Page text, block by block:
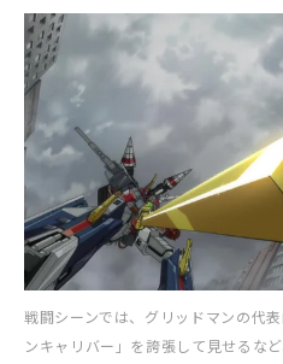
戦闘シーンでは、グリッドマンの代
ンキャリバー」を誇張して見せるな